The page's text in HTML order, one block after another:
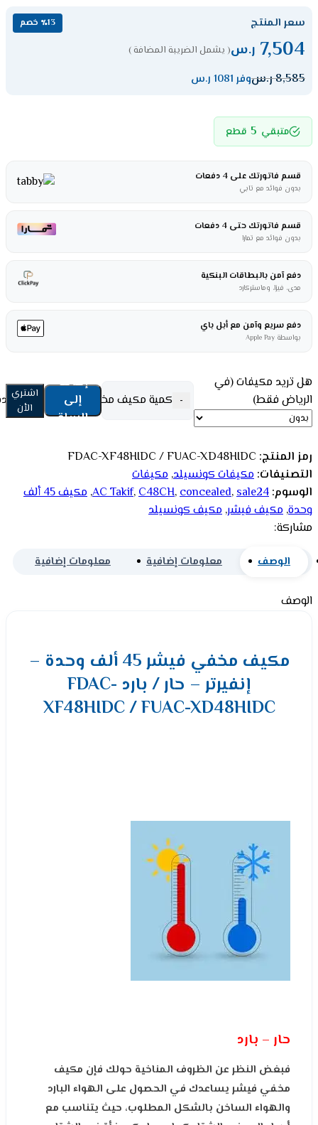
سعر المنتج ٪13 خصم
7,504 ر.س( يشمل الضريبة المضافة )
8,585ر.سوفر 1081 ر.س
متبقي 5 قطع
قسم فاتورتك على 4 دفعات
بدون فوائد مع تابي
قسم فاتورتك حتى 4 دفعات
بدون فوائد مع تمارا
دفع آمن بالبطاقات البنكية
مدى، فيزا، وماستركارد
دفع سريع وآمن مع أبل باي
بواسطة Apple Pay
هل تريد مكيفات (في
الرياض فقط)
- كمية مكيف مخفي فيشر 45 ألف وحدة – إنفيرتر – حار / بارد FDAC-XF48HIDC / FUAC-XD48HIDC
إضافة
إلى
السلة
اشتري
الأن
رمز المنتج: FDAC-XF48HIDC / FUAC-XD48HIDC
التصنيفات: مكيفات كونسيلد, مكيفات
الوسوم:
AC Takif,C48CH,concealed,sale24
,
مكيف 45 ألف
وحدة, مكيف فيشر, مكيف كونسيلد
مشاركة:
الوصف معلومات إضافية معلومات إضافية
الوصف
مكيف مخفي فيشر 45 ألف وحدة –
إنفيرتر – حار / بارد FDAC-
XF48HIDC / FUAC-XD48HIDC
حار – بارد
فبغض النظر عن الظروف المناخية حولك فإن مكيف
مخفي فيشر يساعدك في الحصول على الهواء البارد
والهواء الساخن بالشكل المطلوب، حيث يتناسب مع